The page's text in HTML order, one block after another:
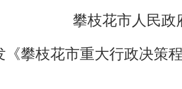
攀枝花市人民政
《攀枝花市重大行政决策